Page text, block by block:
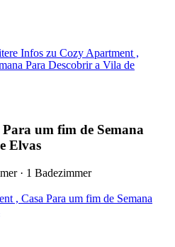
Infos zu Cozy Apartment ,
Para Descobrir a Vila de
um fim de Semana
Elvas
· 1 Badezimmer
, Casa Para um fim de Semana